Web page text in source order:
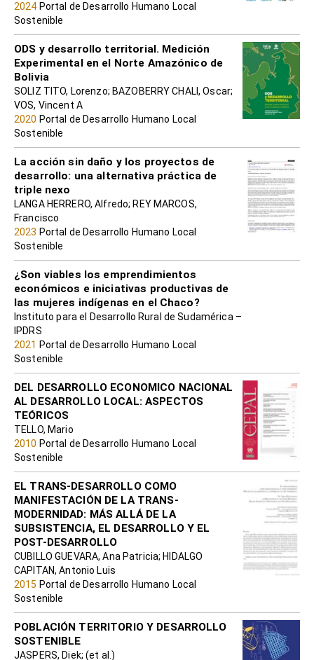
2024 Portal de Desarrollo Humano Local
Sostenible
ODS y desarrollo territorial. Medición
Experimental en el Norte Amazónico de
Bolivia
SOLIZ TITO, Lorenzo; BAZOBERRY CHALI, Oscar;
VOS, Vincent A
2020 Portal de Desarrollo Humano Local
Sostenible
La acción sin daño y los proyectos de
desarrollo: una alternativa práctica de
triple nexo
LANGA HERRERO, Alfredo; REY MARCOS,
Francisco
2023 Portal de Desarrollo Humano Local
Sostenible
¿Son viables los emprendimientos
económicos e iniciativas productivas de
las mujeres indígenas en el Chaco?
Instituto para el Desarrollo Rural de Sudamérica –
IPDRS
2021 Portal de Desarrollo Humano Local
Sostenible
DEL DESARROLLO ECONOMICO NACIONAL
AL DESARROLLO LOCAL: ASPECTOS
TEÓRICOS
TELLO, Mario
2010 Portal de Desarrollo Humano Local
Sostenible
EL TRANS-DESARROLLO COMO
MANIFESTACIÓN DE LA TRANS-
MODERNIDAD: MÁS ALLÁ DE LA
SUBSISTENCIA, EL DESARROLLO Y EL
POST-DESARROLLO
CUBILLO GUEVARA, Ana Patricia; HIDALGO
CAPITAN, Antonio Luis
2015 Portal de Desarrollo Humano Local
Sostenible
POBLACIÓN TERRITORIO Y DESARROLLO
SOSTENIBLE
JASPERS, Diek; (et al.)